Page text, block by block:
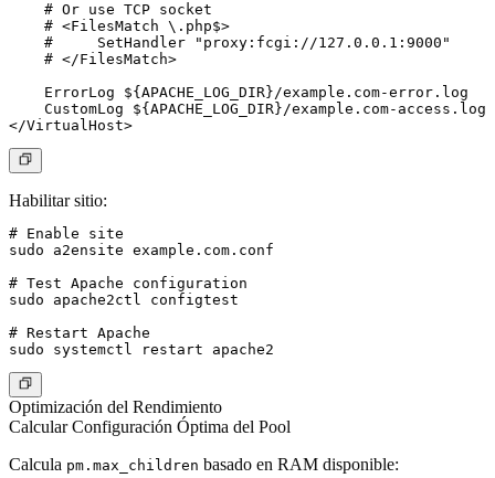
    # Or use TCP socket
    # <FilesMatch \.php$>
    #     SetHandler "proxy:fcgi://127.0.0.1:9000"
    # </FilesMatch>
    ErrorLog ${APACHE_LOG_DIR}/example.com-error.log
CustomLog ${APACHE_LOG_DIR}/example.com-access.log
Habilitar sitio:
# Enable site
sudo a2ensite example.com.conf
# Test Apache configuration
sudo apache2ctl configtest
# Restart Apache
Optimización del Rendimiento
Calcular Configuración Óptima del Pool
Calcula pm.max_children basado en RAM disponible: